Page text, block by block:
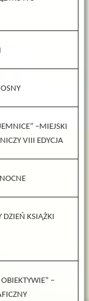
–MIEJSKI
VIII EDYCJA
KSIĄŻKI
–